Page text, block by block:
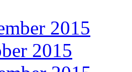
2015
2015